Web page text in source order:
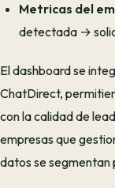
Metricas del
detectada →
El dashboard se
ChatDirect,
con la calidad de
empresas que
datos se segmentan